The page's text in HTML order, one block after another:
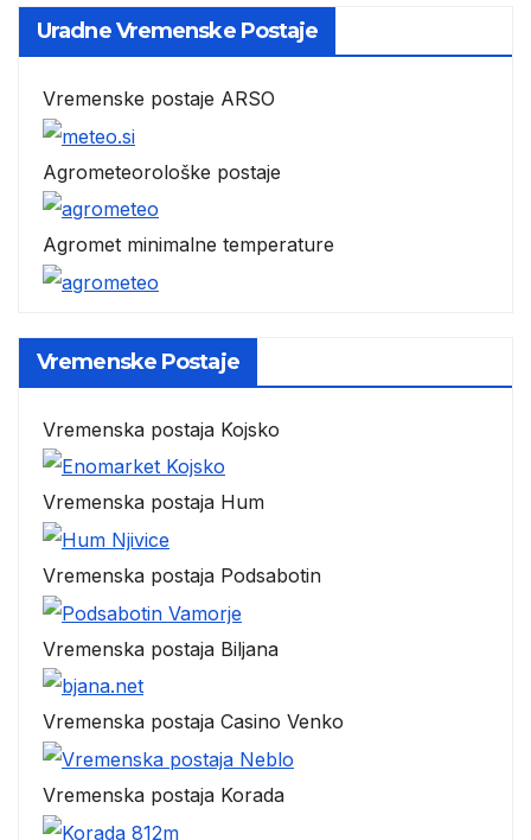
Uradne Vremenske Postaje
Vremenske postaje ARSO
Agrometeorološke postaje
Agromet minimalne temperature
Vremenske Postaje
Vremenska postaja Kojsko
Vremenska postaja Hum
Vremenska postaja Podsabotin
Vremenska postaja Biljana
Vremenska postaja Casino Venko
Vremenska postaja Korada